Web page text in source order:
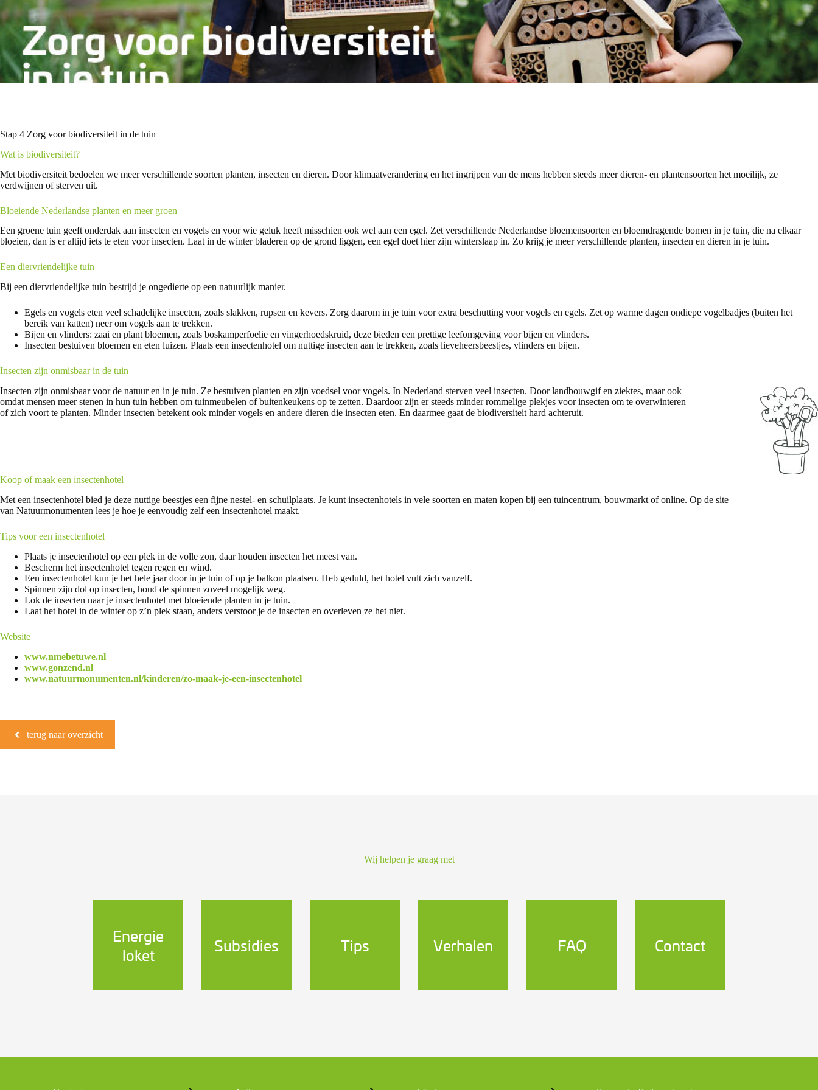
Stap 4 Zorg voor biodiversiteit in de tuin
Wat is biodiversiteit?
Met biodiversiteit bedoelen we meer verschillende soorten planten, insecten en dieren. Door klimaatverandering en het ingrijpen van de mens hebben steeds meer dieren- en plantensoorten het moeilijk, ze
verdwijnen of sterven uit.
Bloeiende Nederlandse planten en meer groen
Een groene tuin geeft onderdak aan insecten en vogels en voor wie geluk heeft misschien ook wel aan een egel. Zet verschillende Nederlandse bloemensoorten en bloemdragende bomen in je tuin, die na elkaar
bloeien, dan is er altijd iets te eten voor insecten. Laat in de winter bladeren op de grond liggen, een egel doet hier zijn winterslaap in. Zo krijg je meer verschillende planten, insecten en dieren in je tuin.
Een diervriendelijke tuin
Bij een diervriendelijke tuin bestrijd je ongedierte op een natuurlijk manier.
Egels en vogels eten veel schadelijke insecten, zoals slakken, rupsen en kevers. Zorg daarom in je tuin voor extra beschutting voor vogels en egels. Zet op warme dagen ondiepe vogelbadjes (buiten het
bereik van katten) neer om vogels aan te trekken.
Bijen en vlinders: zaai en plant bloemen, zoals boskamperfoelie en vingerhoedskruid, deze bieden een prettige leefomgeving voor bijen en vlinders.
Insecten bestuiven bloemen en eten luizen. Plaats een insectenhotel om nuttige insecten aan te trekken, zoals lieveheersbeestjes, vlinders en bijen.
Insecten zijn onmisbaar in de tuin
Insecten zijn onmisbaar voor de natuur en in je tuin. Ze bestuiven planten en zijn voedsel voor vogels. In Nederland sterven veel insecten. Door landbouwgif en ziektes, maar ook
omdat mensen meer stenen in hun tuin hebben om tuinmeubelen of buitenkeukens op te zetten. Daardoor zijn er steeds minder rommelige plekjes voor insecten om te overwinteren
of zich voort te planten. Minder insecten betekent ook minder vogels en andere dieren die insecten eten. En daarmee gaat de biodiversiteit hard achteruit.
Koop of maak een insectenhotel
Met een insectenhotel bied je deze nuttige beestjes een fijne nestel- en schuilplaats. Je kunt insectenhotels in vele soorten en maten kopen bij een tuincentrum, bouwmarkt of online. Op de site
van Natuurmonumenten lees je hoe je eenvoudig zelf een insectenhotel maakt.
Tips voor een insectenhotel
Plaats je insectenhotel op een plek in de volle zon, daar houden insecten het meest van.
Bescherm het insectenhotel tegen regen en wind.
Een insectenhotel kun je het hele jaar door in je tuin of op je balkon plaatsen. Heb geduld, het hotel vult zich vanzelf.
Spinnen zijn dol op insecten, houd de spinnen zoveel mogelijk weg.
Lok de insecten naar je insectenhotel met bloeiende planten in je tuin.
Laat het hotel in de winter op z’n plek staan, anders verstoor je de insecten en overleven ze het niet.
Website
www.nmebetuwe.nl
www.gonzend.nl
www.natuurmonumenten.nl/kinderen/zo-maak-je-een-insectenhotel
terug naar overzicht
Wij helpen je graag met
Energie
loket
Subsidies Tips Verhalen FAQ Contact